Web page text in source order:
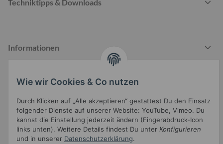
Techniktipps & Downloads
Informationen
Wie wir Cookies & Co nutzen
Durch Klicken auf „Alle akzeptieren“ gestattest Du den Einsatz
folgender Dienste auf unserer Website: YouTube, Vimeo. Du
kannst die Einstellung jederzeit ändern (Fingerabdruck-Icon
links unten). Weitere Details findest Du unter Konfigurieren
und in unserer Datenschutzerklärung.